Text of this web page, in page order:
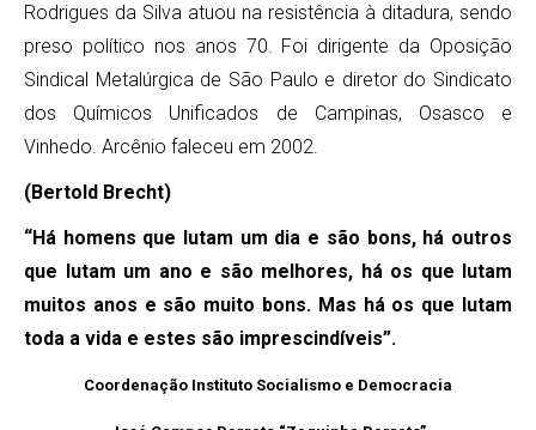
Rodrigues da Silva atuou na resistência à ditadura, sendo
preso político nos anos 70. Foi dirigente da Oposição
Sindical Metalúrgica de São Paulo e diretor do Sindicato
dos Químicos Unificados de Campinas, Osasco e
Vinhedo. Arcênio faleceu em 2002.
(Bertold Brecht)
“Há homens que lutam um dia e são bons, há outros
que lutam um ano e são melhores, há os que lutam
muitos anos e são muito bons. Mas há os que lutam
toda a vida e estes são imprescindíveis”.
Coordenação Instituto Socialismo e Democracia